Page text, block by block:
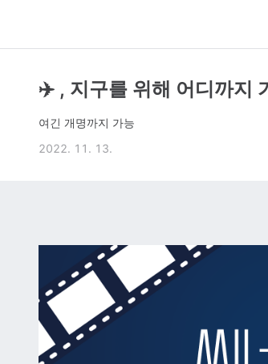
✈️ , 지구를 위해 어디까지
여긴 개명까지 가능
2022. 11. 13.